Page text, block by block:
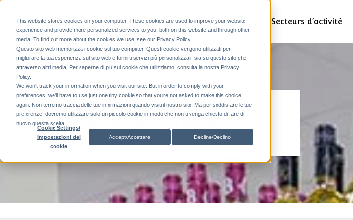
This website stores cookies on your computer. These cookies are used to improve your website
experience and provide more personalized services to you, both on this website and through other
media. To find out more about the cookies we use, see our Privacy Policy.
Questo sito web memorizza i cookie sul tuo computer. Questi cookie vengono utilizzati per
migliorare la tua esperienza sul sito web e fornirti servizi più personalizzati, sia su questo sito che
attraverso altri media. Per saperne di più sui cookie che utilizziamo, consulta la nostra Privacy
Policy.
We won't track your information when you visit our site. But in order to comply with your
preferences, we'll have to use just one tiny cookie so that you're not asked to make this choice
again. Non terremo traccia delle tue informazioni quando visiti il ​​nostro sito. Ma per soddisfare le tue
preferenze, dovremo utilizzare solo un piccolo cookie in modo che non ti venga chiesto di fare di
nuovo questa scelta.
Cookie Settings/
Impostazioni dei
cookie
Accept/Accettare Decline/Declino
Produits Solutions personnalisées Secteurs d’activité
Contactez-nous !